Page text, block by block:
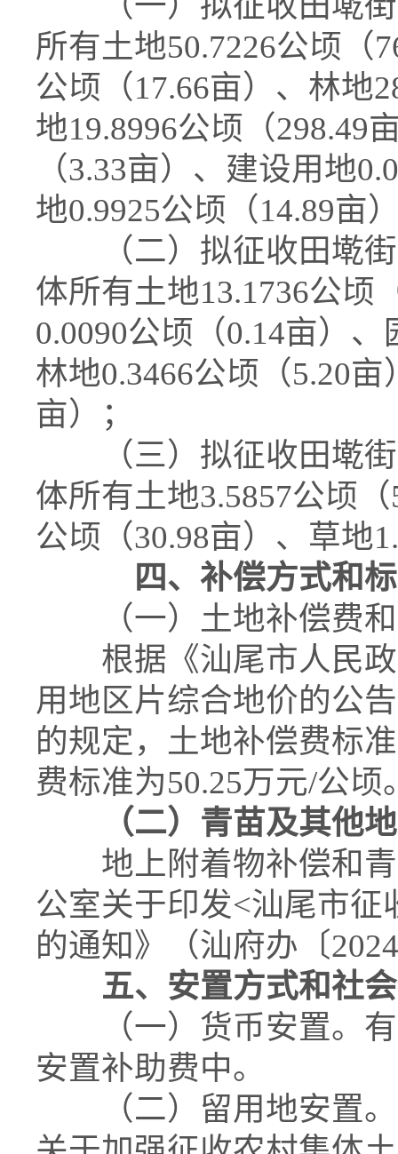
所有土地50.7226公顷（
公顷（17.66亩）、林地
地19.8996公顷（298.49
（3.33亩）、建设用地
地0.9925公顷（14.89亩
（二）拟征收田墘街
体所有土地13.1736公顷
0.0090公顷（0.14亩）
林地0.3466公顷（5.20
亩）；
（三）拟征收田墘街
体所有土地3.5857公顷
公顷（30.98亩）、草地
四、补偿方式和
（一）土地补偿费和
根据《汕尾市人民政
用地区片综合地价的公
的规定，土地补偿费标
费标准为50.25万元/公顷
（二）青苗及其他
地上附着物补偿和青
公室关于印发<汕尾市
的通知》（汕府办〔
五、安置方式和社
（一）货币安置。有
安置补助费中。
（二）留用地安置。